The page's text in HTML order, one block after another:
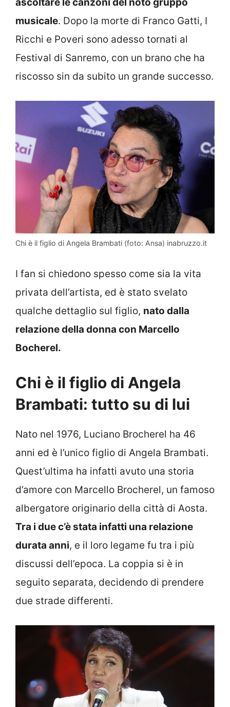
musicale. Dopo la morte di Franco Gatti, I
Ricchi e Poveri sono adesso tornati al
Festival di Sanremo, con un brano che ha
riscosso sin da subito un grande successo.
Chi è il figlio di Angela Brambati (foto: Ansa) inabruzzo.it
I fan si chiedono spesso come sia la vita
privata dell’artista, ed è stato svelato
qualche dettaglio sul figlio, nato dalla
relazione della donna con Marcello
Bocherel.
Chi è il figlio di Angela
Brambati: tutto su di lui
Nato nel 1976, Luciano Brocherel ha 46
anni ed è l’unico figlio di Angela Brambati.
Quest’ultima ha infatti avuto una storia
d’amore con Marcello Brocherel, un famoso
albergatore originario della città di Aosta.
Tra i due c’è stata infatti una relazione
durata anni, e il loro legame fu tra i più
discussi dell’epoca. La coppia si è in
seguito separata, decidendo di prendere
due strade differenti.